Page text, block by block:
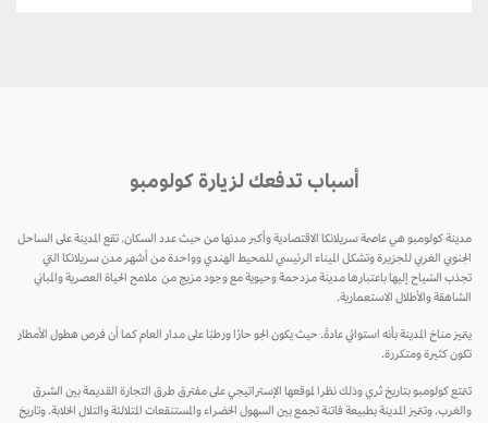
أسباب تدفعك لزيارة كولومبو
مدينة كولومبو هي عاصمة سريلانكا الاقتصادية وأكبر مدنها من حيث عدد السكان. تقع المدينة على الساحل
الجنوبي الغربي للجزيرة وتشكل الميناء الرئيسي للمحيط الهندي وواحدة من أشهر مدن سريلانكا التي
تجذب السُياح إليها باعتبارها مدينة مزدحمة وحيوية مع وجود مزيج من ملامح الحياة العصرية والمباني
الشاهقة والأطلال الاستعمارية.
يتميز مناخ المدينة بأنه استوائي عادةً. حيث يكون الجو حارًا ورطبًا على مدار العام كما أن فرص هطول الأمطار
تكون كثيرة ومتكررة.
تتمتع كولومبو بتاريخ ثري وذلك نظرا لموقعها الإستراتيجي على مفترق طرق التجارة القديمة بين الشرق
والغرب. وتتميز المدينة بطبيعة فاتنة تجمع بين السهول الخضراء والمستنقعات المتلالئة والتلال الخلابة. وتاريخ